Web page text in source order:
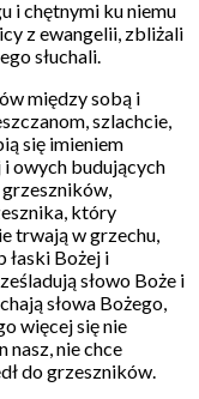
i chętnymi ku niemu
z ewangelii, zbliżali
słuchali.
między sobą i
szlachcie,
się imieniem
i owych budujących
grzeszników,
który
trwają w grzechu,
łaski Bożej i
słowo Boże i
słowa Bożego,
więcej się nie
nasz, nie chce
do grzeszników.